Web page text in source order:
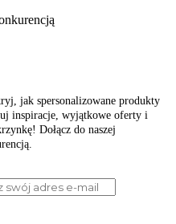
jak spersonalizowane produkty
inspiracje, wyjątkowe oferty i
Dołącz do naszej